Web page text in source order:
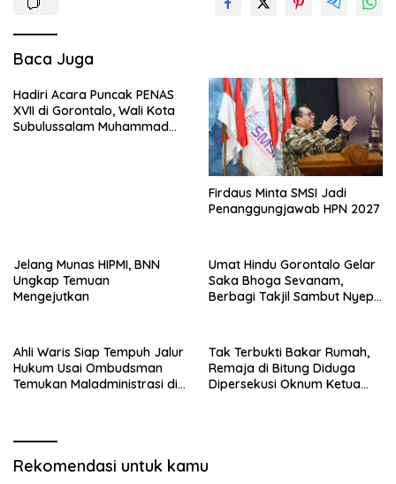
Baca Juga
Hadiri Acara Puncak PENAS
XVII di Gorontalo, Wali Kota
Subulussalam Muhammad
Firdaus Minta SMSI Jadi
Penanggungjawab HPN 2027
Jelang Munas HIPMI, BNN
Ungkap Temuan
Mengejutkan
Umat Hindu Gorontalo Gelar
Saka Bhoga Sevanam,
Berbagi Takjil Sambut Nyepi
Ahli Waris Siap Tempuh Jalur
Hukum Usai Ombudsman
Temukan Maladministrasi di
Tak Terbukti Bakar Rumah,
Remaja di Bitung Diduga
Dipersekusi Oknum Ketua
Rekomendasi untuk kamu